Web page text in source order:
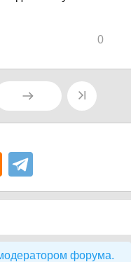
0
форума.